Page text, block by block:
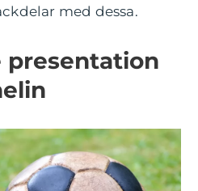
med dessa.
presentation